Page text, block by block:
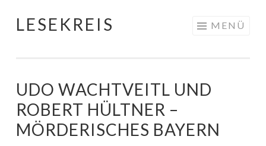
Springe
LESEKREIS MENÜ
UDO WACHTVEITL UND
ROBERT HÜLTNER –
MÖRDERISCHES BAYERN